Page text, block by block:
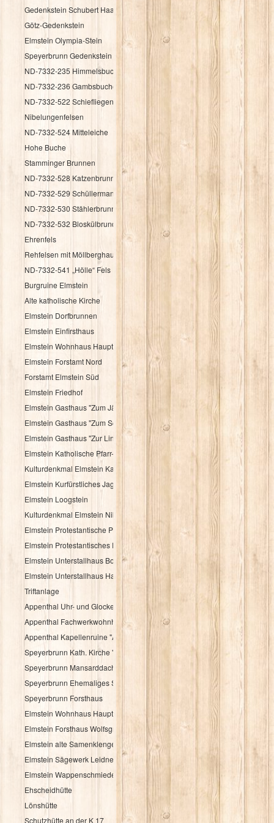
Gedenkstein Schubert Haag
Götz-Gedenkstein
Elmstein Olympia-Stein
Speyerbrunn Gedenkstein HK 1987
ND-7332-235 Himmelsbuche
ND-7332-236 Gambsbuche
ND-7332-522 Schiefliegender Fels
Nibelungenfelsen
ND-7332-524 Mitteleiche
Hohe Buche
Stamminger Brunnen
ND-7332-528 Katzenbrunnen
ND-7332-529 Schüllermannsbrunnen
ND-7332-530 Stählerbrunnen
ND-7332-532 Bloskülbrundsicht
Ehrenfels
Rehfelsen mit Möllberghaus
ND-7332-541 „Hölle“ Fels
Burgruine Elmstein
Alte katholische Kirche
Elmstein Dorfbrunnen
Elmstein Einfirsthaus
Elmstein Wohnhaus Hauptstraße 30
Elmstein Forstamt Nord
Forstamt Elmstein Süd
Elmstein Friedhof
Elmstein Gasthaus "Zum Jäger aus Kurpfalz"
Elmstein Gasthaus "Zum Schloßberg"
Elmstein Gasthaus "Zur Linde"
Elmstein Katholische Pfarr- und Wallfahrtskirche
Kulturdenkmal Elmstein Katholisches Pfarrhaus
Elmstein Kurfürstliches Jagdhaus
Elmstein Loogstein
Kulturdenkmal Elmstein Nibelungenheim
Elmstein Protestantische Pfarrkirche
Elmstein Protestantisches Pfarrhaus
Elmstein Unterstallhaus Bogengasse 1 und 5
Elmstein Unterstallhaus Hauptstraße 35
Triftanlage
Appenthal Uhr- und Glockentürmchen
Appenthal Fachwerkwohnhaus Talstraße 2
Appenthal Kapellenruine "Alter Turm"
Speyerbrunn Kath. Kirche "St. Wendelinus u. St. Hubertus"
Speyerbrunn Mansarddachbau
Speyerbrunn Ehemaliges Schulhaus
Speyerbrunn Forsthaus
Elmstein Wohnhaus Hauptstraße 48
Elmstein Forsthaus Wolfsgrube
Elmstein alte Samenklenge
Elmstein Sägewerk Leidner
Elmstein Wappenschmiede
Ehscheidhütte
Lönshütte
Schutzhütte an der K 17